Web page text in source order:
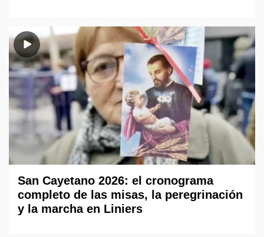
San Cayetano 2026: el cronograma
completo de las misas, la peregrinación
y la marcha en Liniers